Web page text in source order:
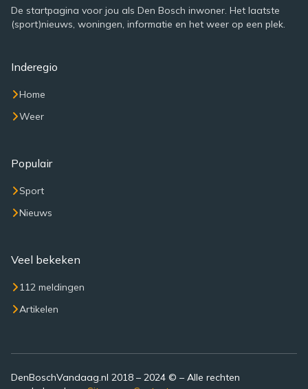
De startpagina voor jou als Den Bosch inwoner. Het laatste
(sport)nieuws, woningen, informatie en het weer op een plek.
Inderegio
Home
Weer
Populair
Sport
Nieuws
Veel bekeken
112 meldingen
Artikelen
DenBoschVandaag.nl 2018 – 2024 © – Alle rechten